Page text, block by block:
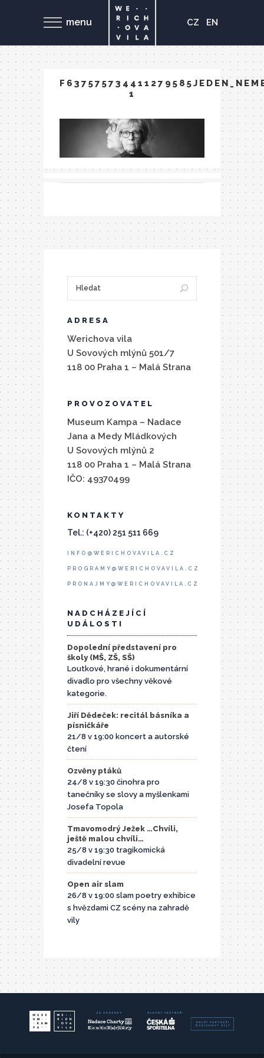
menu CZ EN
1
ADRESA
Werichova vila
U Sovových mlýnů 501/7
118 00 Praha 1 – Malá Strana
PROVOZOVATEL
Museum Kampa – Nadace
Jana a Medy Mládkových
U Sovových mlýnů 2
118 00 Praha 1 – Malá Strana
IČO: 49370499
KONTAKTY
Tel.: (+420) 251 511 669
INFO@WERICHOVAVILA.CZ
PROGRAMY@WERICHOVAVILA.CZ
PRONAJMY@WERICHOVAVILA.CZ
NADCHÁZEJÍCÍ
UDÁLOSTI
Dopolední představení pro
školy (MŠ, ZŠ, SŠ)
Loutkové, hrané i dokumentární
divadlo pro všechny věkové
kategorie.
Jiří Dědeček: recitál básníka a
písničkáře
21/8 v 19:00 koncert a autorské
čtení
Ozvěny ptáků
24/8 v 19:30 činohra pro
tanečníky se slovy a myšlenkami
Josefa Topola
Tmavomodrý Ježek …Chvíli,
ještě malou chvíli…
25/8 v 19:30 tragikomická
divadelní revue
Open air slam
26/8 v 19:00 slam poetry exhibice
s hvězdami CZ scény na zahradě
vily